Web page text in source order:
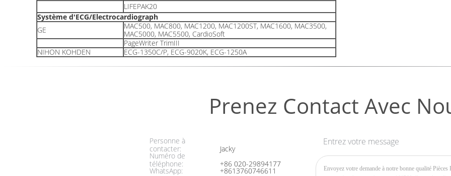
LIFEPAK20
Système d'ECG/Electrocardiograph
GE
MAC500, MAC800, MAC1200, MAC1200ST, MAC1600, MAC3500,
MAC5000, MAC5500, CardioSoft
PageWriter TrimIII
NIHON KOHDEN
ECG-1350C/P, ECG-9020K, ECG-1250A
Prenez Contact Avec
Personne à
contacter:
Jacky
Numéro de
téléphone:
+86 020-29894177
WhatsApp: +8613760746611
Entrez votre message